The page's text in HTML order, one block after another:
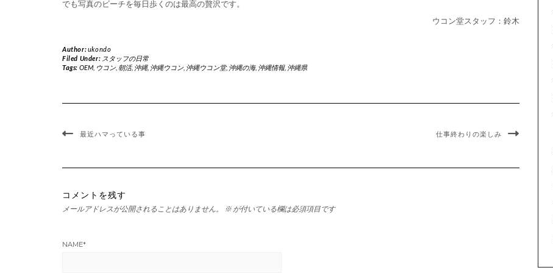
でも写真のビーチを毎日歩くのは最高の贅沢です。
ウコン堂スタッフ：鈴木
Author:ukondo
Filed Under: スタッフの日常
Tags: OEM, ウコン, 朝活, 沖縄, 沖縄ウコン, 沖縄ウコン堂, 沖縄の海, 沖縄情報, 沖縄県
最近ハマっている事 仕事終わりの楽しみ
コメントを残す
メールアドレスが公開されることはありません。 ※ が付いている欄は必須項目です
NAME*